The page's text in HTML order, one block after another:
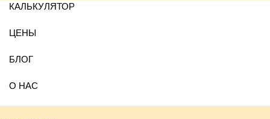
КАЛЬКУЛЯТОР
ЦЕНЫ
БЛОГ
О НАС